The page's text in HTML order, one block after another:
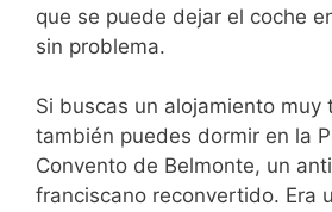
que se puede dejar el coche
sin problema.
Si buscas un alojamiento muy
también puedes dormir en la
Convento de Belmonte, un
franciscano reconvertido. Era